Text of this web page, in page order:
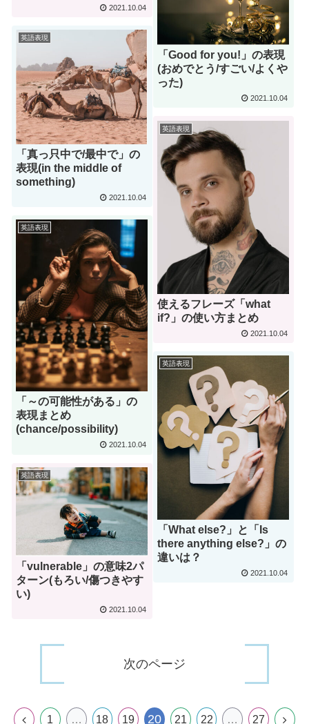
2021.10.04
「Good for you!」の表現
(おめでとう/すごい/よくや
った)
2021.10.04
英語表現
「真っ只中で/最中で」の
表現(in the middle of
something)
2021.10.04
英語表現
使えるフレーズ「what
if?」の使い方まとめ
2021.10.04
英語表現
「～の可能性がある」の
表現まとめ
(chance/possibility)
2021.10.04
英語表現
「What else?」と「Is
there anything else?」の
違いは？
2021.10.04
英語表現
「vulnerable」の意味2パ
ターン(もろい/傷つきやす
い)
2021.10.04
次のページ
1 … 18 19 20 21 22 … 27